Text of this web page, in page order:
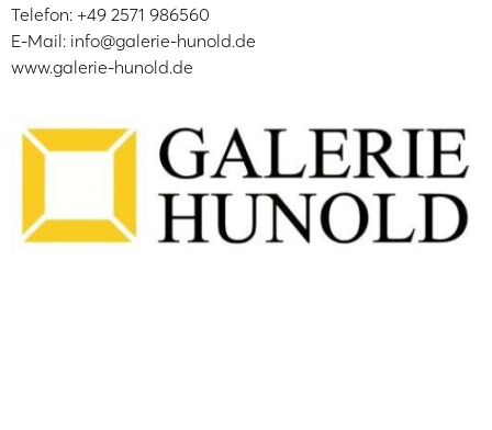
Telefon: +49 2571 986560
E-Mail: info@galerie-hunold.de
www.galerie-hunold.de